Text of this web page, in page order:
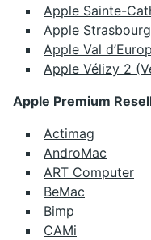
Apple Sainte-
Apple Strasbourg
Apple Val
Apple Vélizy 2
Apple Premium
Actimag
AndroMac
ART Computer
BeMac
Bimp
CAMi